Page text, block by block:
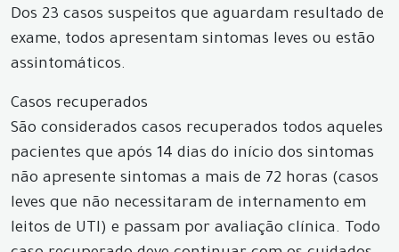
Dos 23 casos suspeitos que aguardam resultado de
exame, todos apresentam sintomas leves ou estão
assintomáticos.
Casos recuperados
São considerados casos recuperados todos aqueles
pacientes que após 14 dias do início dos sintomas
não apresente sintomas a mais de 72 horas (casos
leves que não necessitaram de internamento em
leitos de UTI) e passam por avaliação clínica. Todo